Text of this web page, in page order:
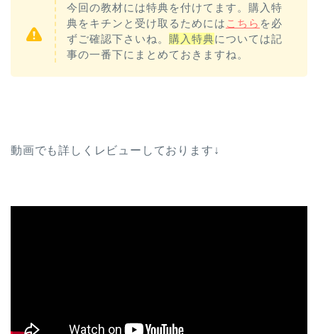
今回の教材には特典を付けてます。購入特
典をキチンと受け取るためには こちら を必
ずご確認下さいね。 購入特典については記
事の一番下にまとめておきますね。
動画でも詳しくレビューしております↓